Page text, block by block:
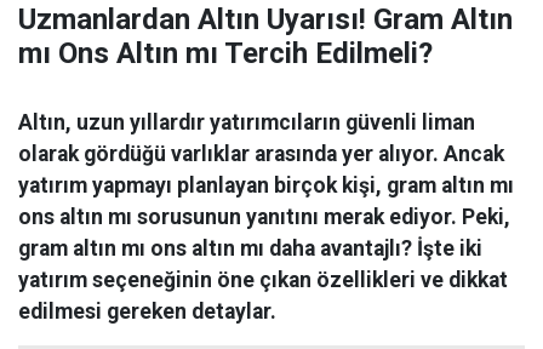
Uzmanlardan Altın Uyarısı! Gram Altın
mı Ons Altın mı Tercih Edilmeli?
Altın, uzun yıllardır yatırımcıların güvenli liman
olarak gördüğü varlıklar arasında yer alıyor. Ancak
yatırım yapmayı planlayan birçok kişi, gram altın mı
ons altın mı sorusunun yanıtını merak ediyor. Peki,
gram altın mı ons altın mı daha avantajlı? İşte iki
yatırım seçeneğinin öne çıkan özellikleri ve dikkat
edilmesi gereken detaylar.